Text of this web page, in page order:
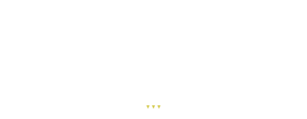
▼▼▼